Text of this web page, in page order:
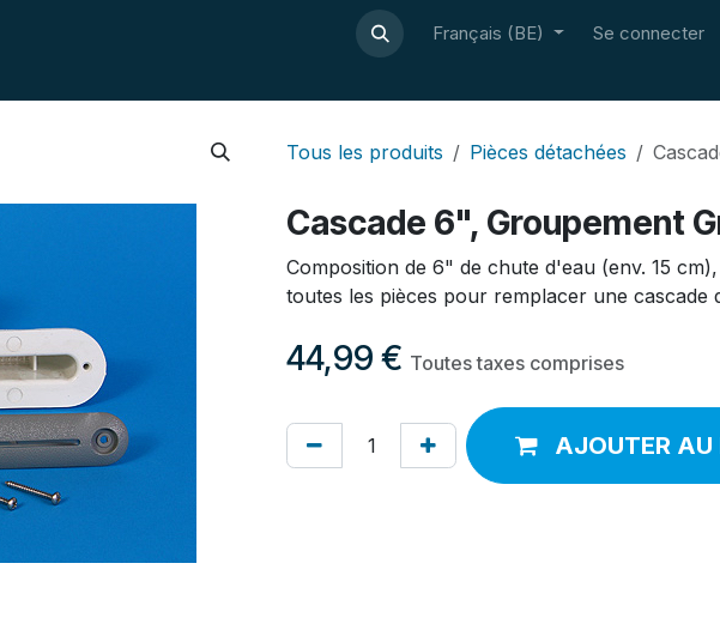
Webshop Contact
Français (BE) Se connecter
Tous les produits Pièces détachées
Cascade 6", Groupement
Composition de 6" de chute d'eau (env. 15
toutes les pièces pour remplacer une cascade
44,99 € Toutes taxes comprises
AJOUTER AU